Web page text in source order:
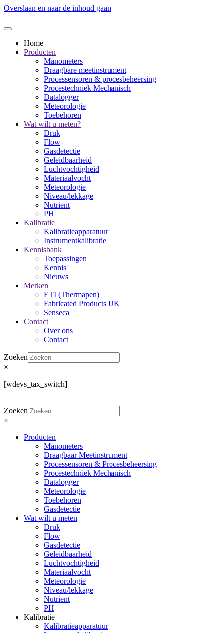
Overslaan en naar de inhoud gaan
Home
Producten
Manometers
Draagbare meetinstrument
Processensoren & procesbeheersing
Procestechniek Mechanisch
Datalogger
Meteorologie
Toebehoren
Wat wilt u meten?
Druk
Flow
Gasdetectie
Geleidbaarheid
Luchtvochtigheid
Materiaalvocht
Meteorologie
Niveau/lekkage
Nutrient
PH
Kalibratie
Kalibratieapparatuur
Instrumentkalibratie
Kennisbank
Toepassingen
Kennis
Nieuws
Merken
ETI (Thermapen)
Fabricated Products UK
Senseca
Contact
Over ons
Contact
Zoeken
×
[wdevs_tax_switch]
Zoeken
×
Producten
Manometers
Draagbaar Meetinstrument
Processensoren & Procesbeheersing
Procestechniek Mechanisch
Datalogger
Meteorologie
Toebehoren
Gasdetectie
Wat wilt u meten
Druk
Flow
Gasdetectie
Geleidbaarheid
Luchtvochtigheid
Materiaalvocht
Meteorologie
Niveau/lekkage
Nutrient
PH
Kalibratie
Kalibratieapparatuur